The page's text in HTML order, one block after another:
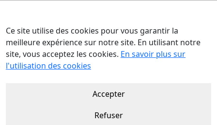
Accueil Nos talents
Ce site utilise des cookies pour vous garantir la
meilleure expérience sur notre site. En utilisant notre
site, vous acceptez les cookies. En savoir plus sur
l'utilisation des cookies
Refuser
Accepter